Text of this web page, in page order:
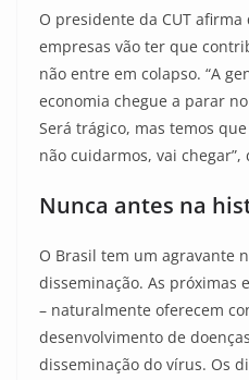
O presidente da CUT afirma
empresas vão ter que
não entre em colapso. “A
economia chegue a parar
Será trágico, mas temos
não cuidarmos, vai chegar”,
Nunca antes na
O Brasil tem um agravante
disseminação. As próximas
– naturalmente oferecem
desenvolvimento de
disseminação do vírus. Os